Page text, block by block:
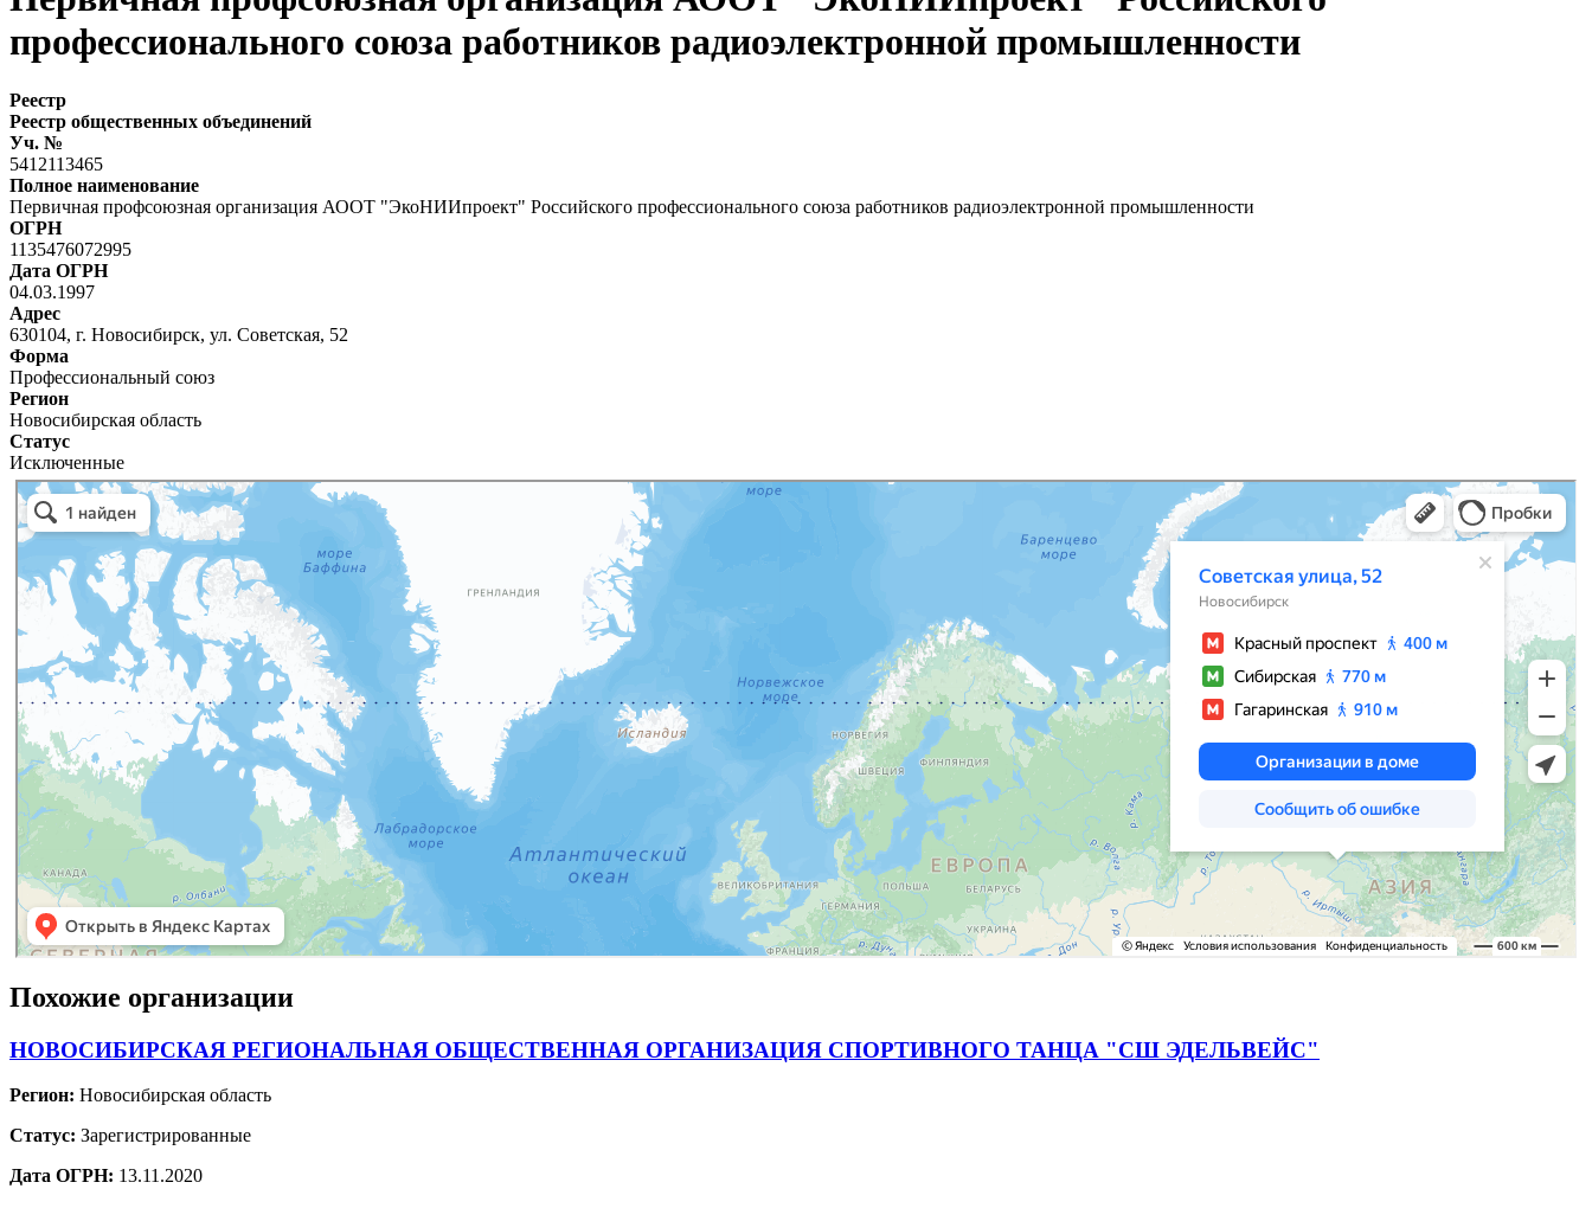
профессионального союза работников радиоэлектронной промышленности
Реестр
Реестр общественных объединений
Уч. №
5412113465
Полное наименование
Первичная профсоюзная организация АООТ "ЭкоНИИпроект" Российского профессионального союза работников радиоэлектронной промышленности
ОГРН
1135476072995
Дата ОГРН
04.03.1997
Адрес
630104, г. Новосибирск, ул. Советская, 52
Форма
Профессиональный союз
Регион
Новосибирская область
Статус
Исключенные
Похожие организации
НОВОСИБИРСКАЯ РЕГИОНАЛЬНАЯ ОБЩЕСТВЕННАЯ ОРГАНИЗАЦИЯ СПОРТИВНОГО ТАНЦА "СШ ЭДЕЛЬВЕЙС"
Регион: Новосибирская область
Статус: Зарегистрированные
Дата ОГРН: 13.11.2020